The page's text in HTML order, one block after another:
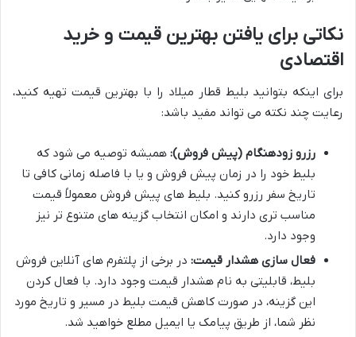
نکاتی برای یافتن بهترین قیمت و خرید
اقتصادی
برای اینکه بتوانید بلیط قطار میلاد را با بهترین قیمت تهیه کنید،
رعایت چند نکته می تواند مفید باشد:
رزرو زودهنگام (پیش فروش): همیشه توصیه می شود که
بلیط خود را در زمان پیش فروش و یا با فاصله زمانی کافی تا
تاریخ سفر رزرو کنید. بلیط های پیش فروش معمولاً قیمت
مناسب تری دارند و امکان انتخاب گزینه های متنوع تر نیز
وجود دارد.
فعال سازی هشدار قیمت: در برخی از پلتفرم های آنلاین فروش
بلیط، قابلیتی به نام هشدار قیمت وجود دارد. با فعال کردن
این گزینه، در صورت کاهش قیمت بلیط در مسیر و تاریخ مورد
نظر شما، از طریق پیامک یا ایمیل مطلع خواهید شد.